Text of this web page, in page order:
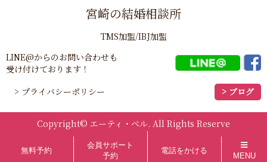
宮崎の結婚相談所
TMS加盟/IBJ加盟
LINE@からのお問い合わせも
受け付けております！
> プライバシーポリシー
> ブログ
Copyright© エーティ・ベル. All Rights Reserve
無料予約
会員サポート
予約
電話をかける
MENU